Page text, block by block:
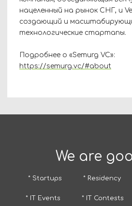
нацеленный на рынок СНГ, и
создающий и
технологические стартапы.
Подробнее о «Semurg VC»:
https://semurg.vc/#about
We are
* Startups * Residency
* IT Events * IT Contests